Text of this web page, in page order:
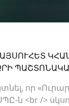
որ
ն <br />